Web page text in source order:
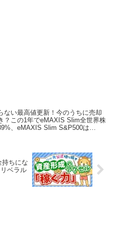
ない最高値更新！今のうちに売却
？この1年でeMAXIS Slim全世界株
、eMAXIS Slim S&P500は
持ちにな
ベラル